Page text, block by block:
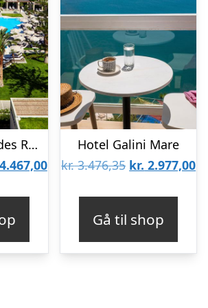
Sheraton Rhodes Resort Hotel
4.467,00Den
kr. 4.467,00.
Hotel Galini Mare
kr.3.476,35 Den
var:
kr. 3.476,35.
kr. 2.977,00
Gå til shop